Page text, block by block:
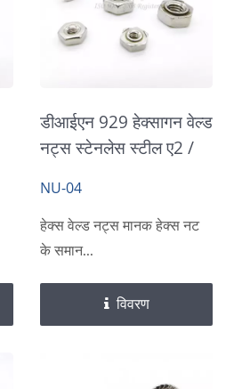
डीआईएन 929 हेक्सागन वेल्ड
नट्स स्टेनलेस स्टील ए2 /
NU-04
हेक्स वेल्ड नट्स मानक हेक्स नट
के समान...
विवरण